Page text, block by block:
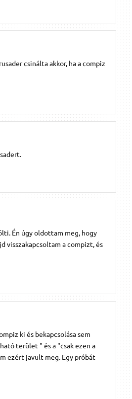
csinálta akkor, ha a compiz
Én úgy oldottam meg, hogy
visszakapcsoltam a compizt, és
ki és bekapcsolása sem
terület " és a "csak ezen a
ezért javult meg. Egy próbát